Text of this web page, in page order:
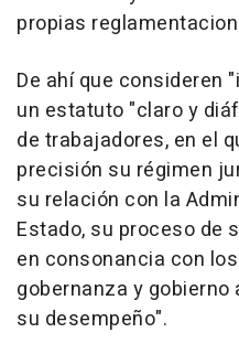
propias
De ahí que consideren
un estatuto "claro y
de trabajadores, en el
precisión su régimen
su relación con la
Estado, su proceso de
en consonancia con
gobernanza y gobierno
su desempeño".